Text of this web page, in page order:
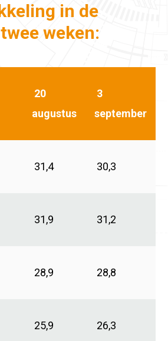
in de
weken:
20
augustus
3
september
31,4 30,3
31,9 31,2
28,9 28,8
25,9 26,3